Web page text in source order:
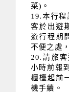
菜)。
19.本行程
客於出遊
遊行程期
不便之處
20.請旅
小時前報
櫃檯起前
機手續。